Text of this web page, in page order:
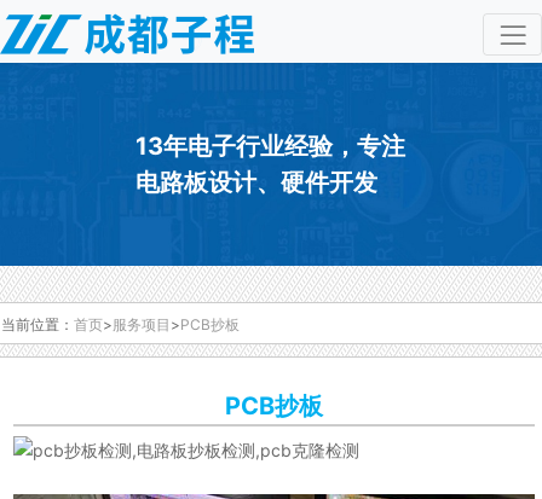
13年电子行业经验，专注
电路板设计、硬件开发
当前位置： 首页>服务项目 >PCB抄板
PCB抄板